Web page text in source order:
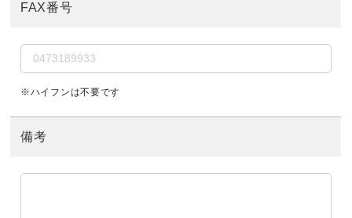
FAX番号
※ハイフンは不要です
備考